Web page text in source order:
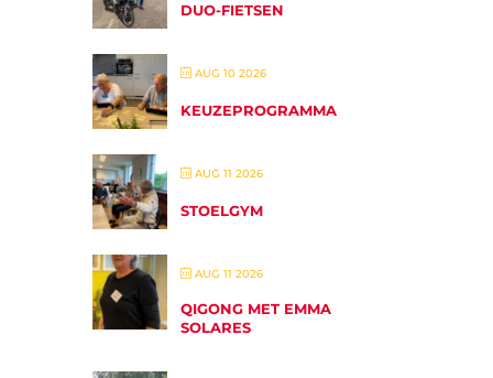
DUO-FIETSEN
AUG 10 2026
KEUZEPROGRAMMA
AUG 11 2026
STOELGYM
AUG 11 2026
QIGONG MET EMMA
SOLARES